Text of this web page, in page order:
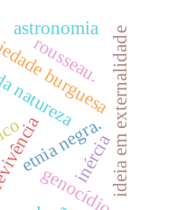
etnia negra.ideia em externalidade
burguesa
genocídio
astronomia
rousseau.
inércia